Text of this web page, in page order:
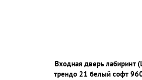
Входная дверь лабиринт
трендо 21 белый софт